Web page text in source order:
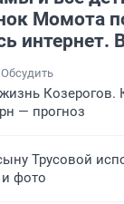
Момота
интернет.
Обсудить
Козерогов.
— прогноз
Трусовой
и фото